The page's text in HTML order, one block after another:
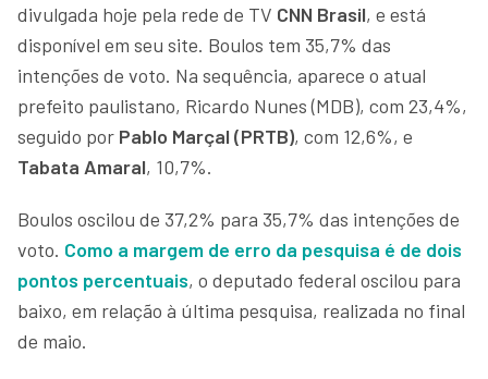
divulgada hoje pela rede de TV CNN Brasil, e está
disponível em seu site. Boulos tem 35,7% das
intenções de voto. Na sequência, aparece o atual
prefeito paulistano, Ricardo Nunes (MDB), com 23,4%,
seguido por Pablo Marçal (PRTB), com 12,6%, e
Tabata Amaral, 10,7%.
Boulos oscilou de 37,2% para 35,7% das intenções de
voto. Como a margem de erro da pesquisa é de dois
pontos percentuais, o deputado federal oscilou para
baixo, em relação à última pesquisa, realizada no final
de maio.